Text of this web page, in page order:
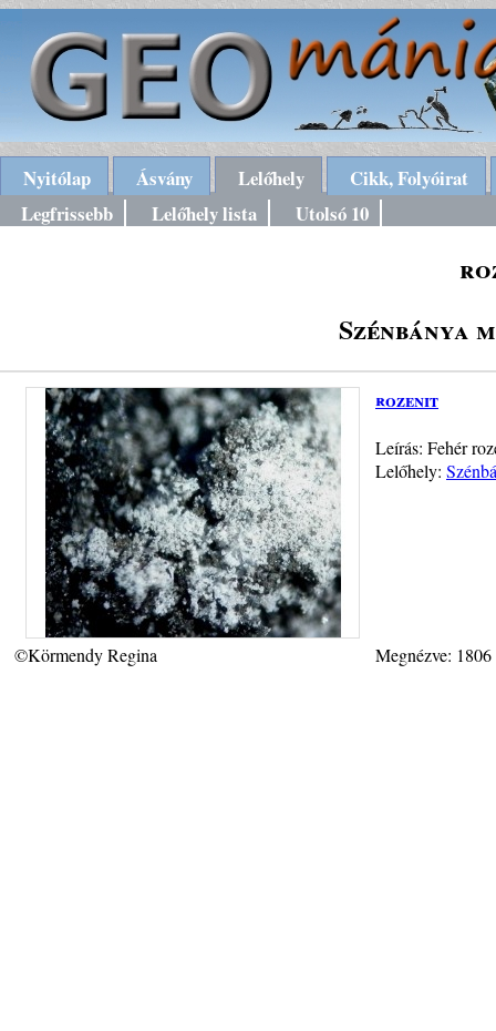
Nyitólap Ásvány Lelőhely
Cikk, Folyóirat
Legfrissebb
Lelőhely lista Utolsó 10
Szénbánya
rozenit
Leírás: Fehér
Lelőhely:
©Körmendy Regina Megnézve: